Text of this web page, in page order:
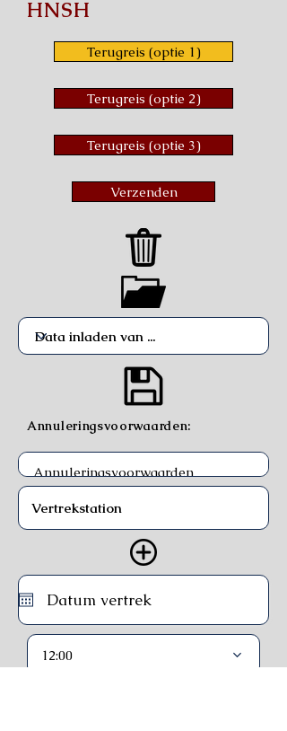
HNSH
Terugreis (optie 1)
Terugreis (optie 2)
Terugreis (optie 3)
Verzenden
Annuleringsvoorwaarden:
12:00